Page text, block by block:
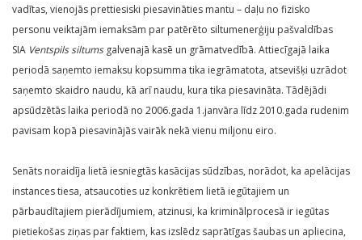
vadītas, vienojās prettiesiski piesavināties mantu – daļu no fizisko
personu veiktajām iemaksām par patērēto siltumenerģiju pašvaldības
SIA Ventspils siltumsgalvenajā kasē un grāmatvedībā. Attiecīgajā laika
periodā saņemto iemaksu kopsumma tika iegrāmatota, atsevišķi uzrādot
saņemto skaidro naudu, kā arī naudu, kura tika piesavināta. Tādējādi
apsūdzētās laika periodā no 2006.gada 1.janvāra līdz 2010.gada rudenim
pavisam kopā piesavinājās vairāk nekā vienu miljonu eiro.
Senāts noraidīja lietā iesniegtās kasācijas sūdzības, norādot, ka apelācijas
instances tiesa, atsaucoties uz konkrētiem lietā iegūtajiem un
pārbaudītajiem pierādījumiem, atzinusi, ka kriminālprocesā ir iegūtas
pietiekošas ziņas par faktiem, kas izslēdz saprātīgas šaubas un apliecina,